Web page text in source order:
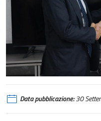
Data pubblicazione:30